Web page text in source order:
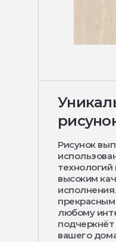
Рисунок
технологий
высоким
любому
вашего